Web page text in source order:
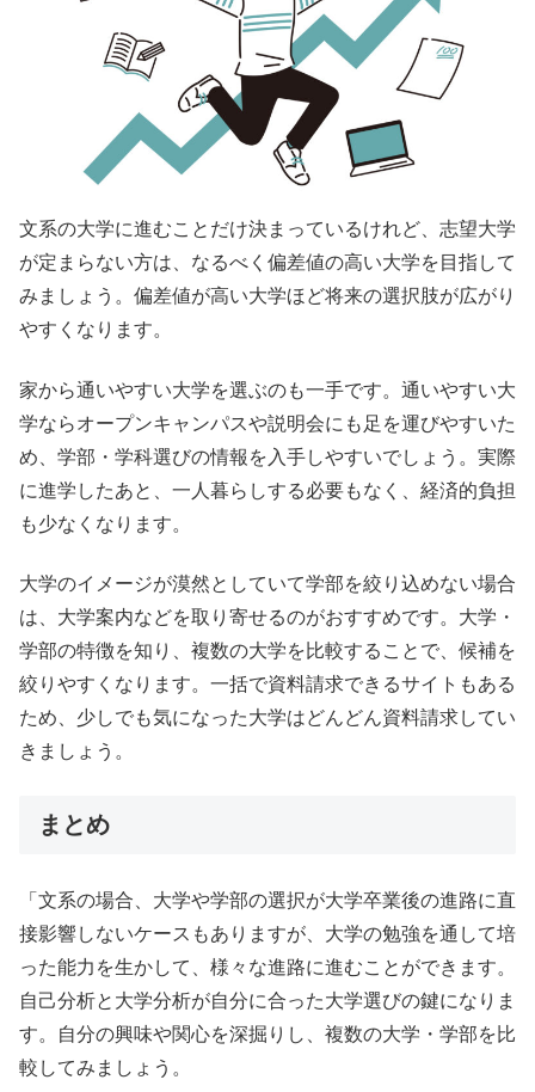
文系の大学に進むことだけ決まっているけれど、志望大学
が定まらない方は、なるべく偏差値の高い大学を目指して
みましょう。偏差値が高い大学ほど将来の選択肢が広がり
やすくなります。
家から通いやすい大学を選ぶのも一手です。通いやすい大
学ならオープンキャンパスや説明会にも足を運びやすいた
め、学部・学科選びの情報を入手しやすいでしょう。実際
に進学したあと、一人暮らしする必要もなく、経済的負担
も少なくなります。
大学のイメージが漠然としていて学部を絞り込めない場合
は、大学案内などを取り寄せるのがおすすめです。大学・
学部の特徴を知り、複数の大学を比較することで、候補を
絞りやすくなります。一括で資料請求できるサイトもある
ため、少しでも気になった大学はどんどん資料請求してい
きましょう。
まとめ
「文系の場合、大学や学部の選択が大学卒業後の進路に直
接影響しないケースもありますが、大学の勉強を通して培
った能力を生かして、様々な進路に進むことができます。
自己分析と大学分析が自分に合った大学選びの鍵になりま
す。自分の興味や関心を深掘りし、複数の大学・学部を比
較してみましょう。